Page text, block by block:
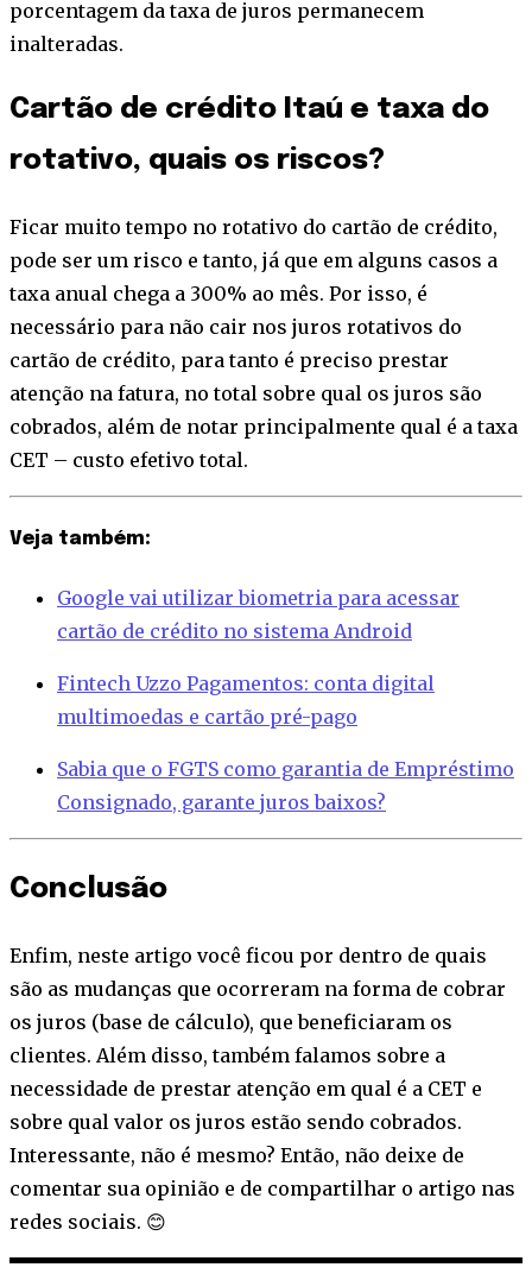
porcentagem da taxa de juros permanecem
inalteradas.
Cartão de crédito Itaú e taxa do
rotativo, quais os riscos?
Ficar muito tempo no rotativo do cartão de crédito,
pode ser um risco e tanto, já que em alguns casos a
taxa anual chega a 300% ao mês. Por isso, é
necessário para não cair nos juros rotativos do
cartão de crédito, para tanto é preciso prestar
atenção na fatura, no total sobre qual os juros são
cobrados, além de notar principalmente qual é a taxa
CET – custo efetivo total.
Veja também:
Google vai utilizar biometria para acessar
cartão de crédito no sistema Android
Fintech Uzzo Pagamentos: conta digital
multimoedas e cartão pré-pago
Sabia que o FGTS como garantia de Empréstimo
Consignado, garante juros baixos?
Conclusão
Enfim, neste artigo você ficou por dentro de quais
são as mudanças que ocorreram na forma de cobrar
os juros (base de cálculo), que beneficiaram os
clientes. Além disso, também falamos sobre a
necessidade de prestar atenção em qual é a CET e
sobre qual valor os juros estão sendo cobrados.
Interessante, não é mesmo? Então, não deixe de
comentar sua opinião e de compartilhar o artigo nas
redes sociais. 😊